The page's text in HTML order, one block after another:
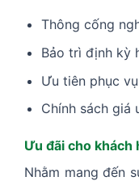
Thông cống
Bảo trì định kỳ
Ưu tiên phục
Chính sách giá
Ưu đãi cho khách
Nhằm mang đến